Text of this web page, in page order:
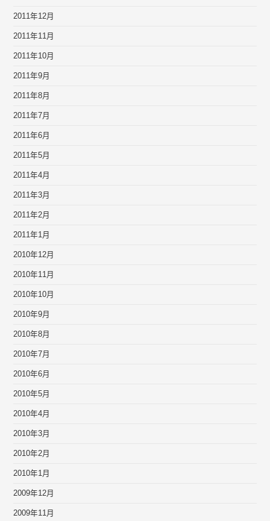
2011年12月
2011年11月
2011年10月
2011年9月
2011年8月
2011年7月
2011年6月
2011年5月
2011年4月
2011年3月
2011年2月
2011年1月
2010年12月
2010年11月
2010年10月
2010年9月
2010年8月
2010年7月
2010年6月
2010年5月
2010年4月
2010年3月
2010年2月
2010年1月
2009年12月
2009年11月